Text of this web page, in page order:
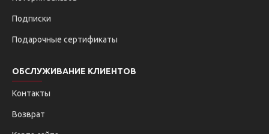
Размеры в сложенном состоянии 76 х 24 х 22.5 см
Производитель: Витек Сп., ul. Рыбница 9 43-190
Миколов, Польша / Witek Sp. J., ul. Rybnicka 9 43-190
Подписки
Подарочные сертификаты
ОБСЛУЖИВАНИЕ КЛИЕНТОВ
Контакты
Возврат